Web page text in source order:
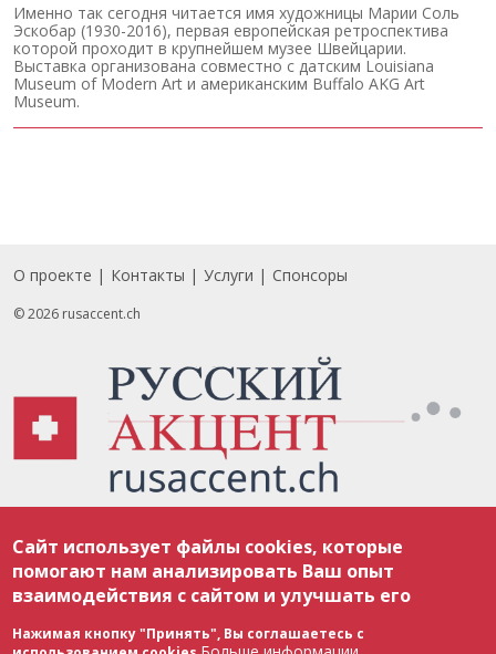
Именно так сегодня читается имя художницы Марии Соль
Эскобар (1930-2016), первая европейская ретроспектива
которой проходит в крупнейшем музее Швейцарии.
Выставка организована совместно с датским Louisiana
Museum of Modern Art и американским Buffalo AKG Art
Museum.
Footer
О проекте Контакты Услуги Спонсоры
© 2026 rusaccent.ch
соответствии с законодательством Швейцарии об авторском праве и
международными соглашениями. Полное или частичное использование
материалов возможно только с разрешения редакции. В случае полного
или частичного воспроизведения материалов сайта rusaccent.ch,
ОБЯЗАТЕЛЬНА АКТИВНАЯ ГИПЕРССЫЛКА на конкретный заимствованный
текст. Фотоизображения, размещенные редакцией rusaccent.ch, являются
ее исключительной собственностью. Полное или частичное
Сайт использует файлы cookies, которые
помогают нам анализировать Ваш опыт
взаимодействия с сайтом и улучшать его
Нажимая кнопку "Принять", Вы соглашаетесь с